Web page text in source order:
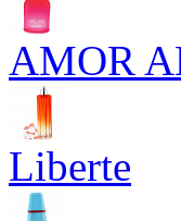
AMOR
Liberte